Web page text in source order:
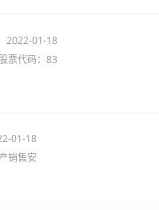
2022-01-18
票代码：83
01-18
销售安